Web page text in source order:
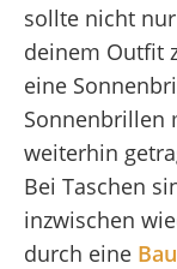
sollte nicht
deinem Outfit
eine
Sonnenbrillen
weiterhin
Bei Taschen
inzwischen
durch eine